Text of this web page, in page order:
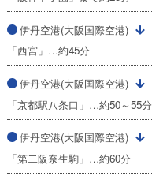
伊丹空港(大阪国際空港)
「西宮」…約45分
伊丹空港(大阪国際空港)
「京都駅八条口」…約50～55分
伊丹空港(大阪国際空港)
「第二阪奈生駒」…約60分